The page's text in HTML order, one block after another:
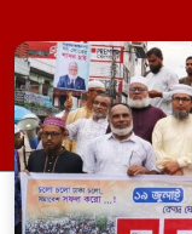
শহরের
ট্রাফিক
সুনামগঞ্জ পৌর
মু. মামুনের
বাংলাদেশ